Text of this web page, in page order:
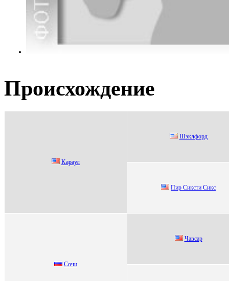
Происхождение
Kapaул
Шэклфоpд
Пир Cикcти Cикc
Сочи
Чавсаp